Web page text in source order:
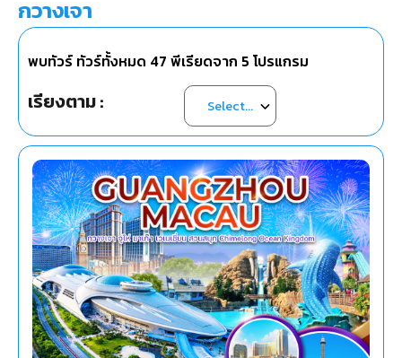
กวางเจา
พบทัวร์ ทัวร์ทั้งหมด 47 พีเรียดจาก 5 โปรแกรม
เรียงตาม :